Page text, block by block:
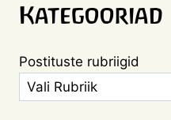
Kategooriad
Postituste rubriigid